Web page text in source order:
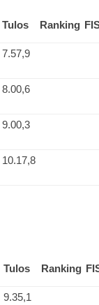
Tulos Ranking
7.57,9
8.00,6
9.00,3
10.17,8
Tulos Ranking
9.35,1